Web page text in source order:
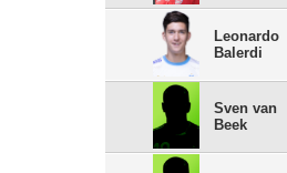
Leonardo
Balerdi
Sven van
Beek